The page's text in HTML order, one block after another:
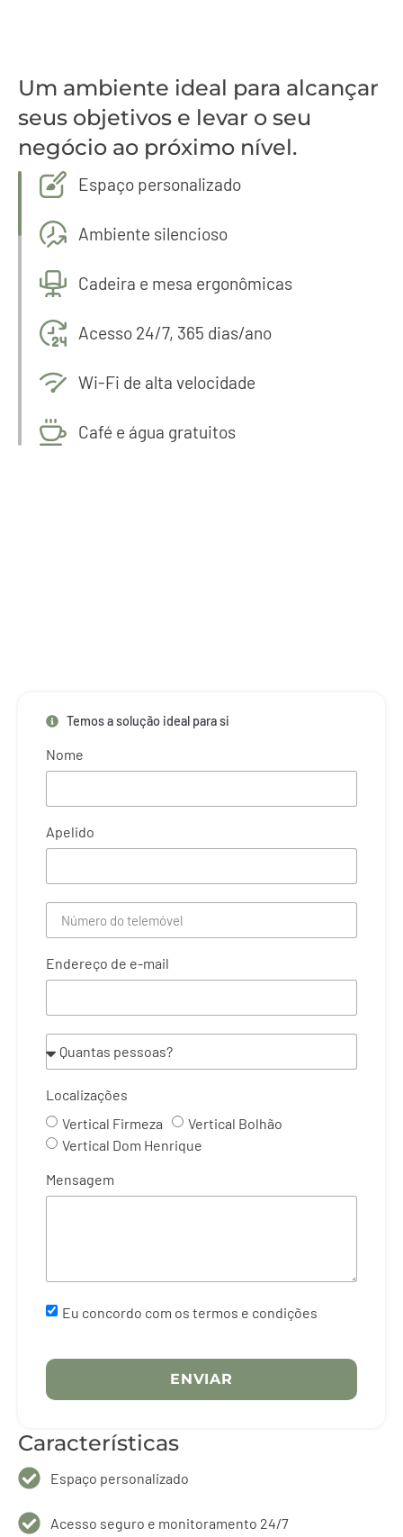
Um ambiente ideal para alcançar
seus objetivos e levar o seu
negócio ao próximo nível.
Espaço personalizado
Ambiente silencioso
Cadeira e mesa ergonômicas
Acesso 24/7, 365 dias/ano
Wi-Fi de alta velocidade
Café e água gratuitos
Características
Espaço personalizado
Acesso seguro e monitoramento 24/7
Nome
Apelido
Endereço de e-mail
Localizações
Vertical Firmeza
Vertical Bolhão
Vertical Dom Henrique
Mensagem
Eu concordo com os termos e condições
ENVIAR
Temos a solução ideal para si